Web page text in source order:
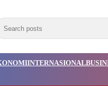
INTERNASIONAL